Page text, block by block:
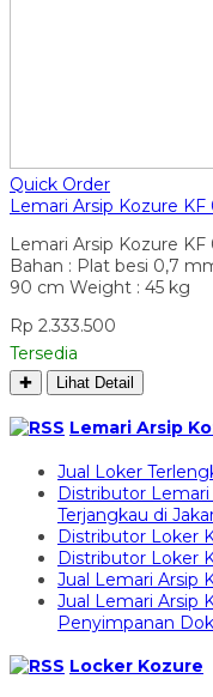
Quick Order
Lemari Arsip Kozure KF
Lemari Arsip Kozure
Bahan : Plat besi 0,7
90 cm Weight : 45 kg
Rp 2.333.500
Tersedia
✚ Lihat Detail
Lemari Arsip
Jual Loker
Distributor Lemari
Terjangkau di
Distributor Loker
Distributor Loker
Jual Lemari Arsip
Jual Lemari Arsip
Penyimpanan
Locker Kozure